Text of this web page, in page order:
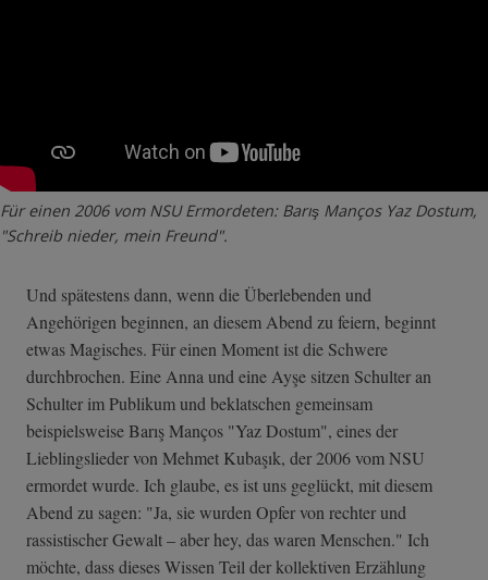
Für einen 2006 vom NSU Ermordeten: Barış Manços Yaz Dostum,
"Schreib nieder, mein Freund".
Und spätestens dann, wenn die Überlebenden und
Angehörigen beginnen, an diesem Abend zu feiern, beginnt
etwas Magisches. Für einen Moment ist die Schwere
durchbrochen. Eine Anna und eine Ayşe sitzen Schulter an
Schulter im Publikum und beklatschen gemeinsam
beispielsweise Barış Manços "Yaz Dostum", eines der
Lieblingslieder von Mehmet Kubaşık, der 2006 vom NSU
ermordet wurde. Ich glaube, es ist uns geglückt, mit diesem
Abend zu sagen: "Ja, sie wurden Opfer von rechter und
rassistischer Gewalt – aber hey, das waren Menschen." Ich
möchte, dass dieses Wissen Teil der kollektiven Erzählung